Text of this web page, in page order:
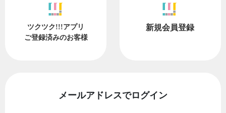
ツクツク!!!アプリ
ご登録済みのお客様
新規会員登録
メールアドレスでログイン